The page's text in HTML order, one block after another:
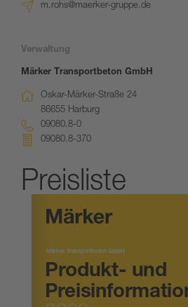
m.rohs@maerker-gruppe.de
Verwaltung
Märker Transportbeton GmbH
Oskar-Märker-Straße 24
86655 Harburg
09080.8-0
09080.8-370
Preisliste